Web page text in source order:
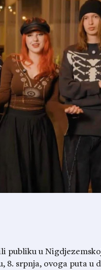
publiku u
8. srpnja, ovoga puta u